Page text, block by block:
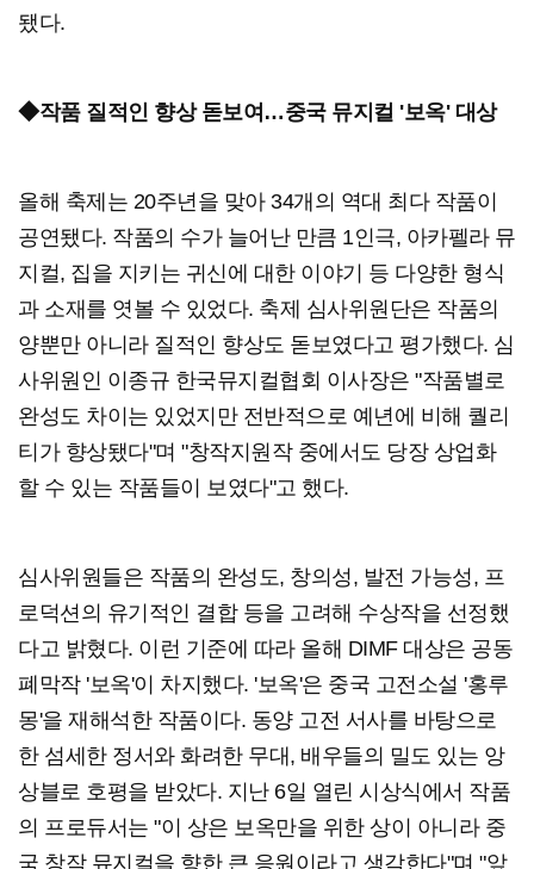
됐다.
◆작품 질적인 향상 돋보여…중국 뮤지컬 '보옥' 대상
올해 축제는 20주년을 맞아 34개의 역대 최다 작품이
공연됐다. 작품의 수가 늘어난 만큼 1인극, 아카펠라 뮤
지컬, 집을 지키는 귀신에 대한 이야기 등 다양한 형식
과 소재를 엿볼 수 있었다. 축제 심사위원단은 작품의
양뿐만 아니라 질적인 향상도 돋보였다고 평가했다. 심
사위원인 이종규 한국뮤지컬협회 이사장은 "작품별로
완성도 차이는 있었지만 전반적으로 예년에 비해 퀄리
티가 향상됐다"며 "창작지원작 중에서도 당장 상업화
할 수 있는 작품들이 보였다"고 했다.
심사위원들은 작품의 완성도, 창의성, 발전 가능성, 프
로덕션의 유기적인 결합 등을 고려해 수상작을 선정했
다고 밝혔다. 이런 기준에 따라 올해 DIMF 대상은 공동
폐막작 '보옥'이 차지했다. '보옥'은 중국 고전소설 '홍루
몽'을 재해석한 작품이다. 동양 고전 서사를 바탕으로
한 섬세한 정서와 화려한 무대, 배우들의 밀도 있는 앙
상블로 호평을 받았다. 지난 6일 열린 시상식에서 작품
의 프로듀서는 "이 상은 보옥만을 위한 상이 아니라 중
국 창작 뮤지컬을 향한 큰 응원이라고 생각한다"며 "앞